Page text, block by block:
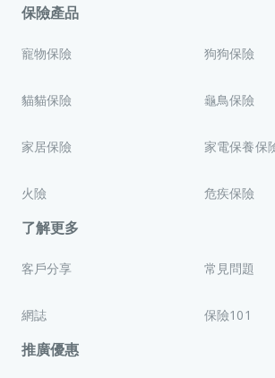
保險產品
寵物保險 狗狗保險
貓貓保險 龜鳥保險
家居保險 家電保養保
火險 危疾保險
了解更多
客戶分享 常見問題
網誌 保險101
推廣優惠